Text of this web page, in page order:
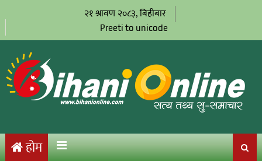
२१ श्रावण २०८३, बिहीबार
Preeti to unicode
होम